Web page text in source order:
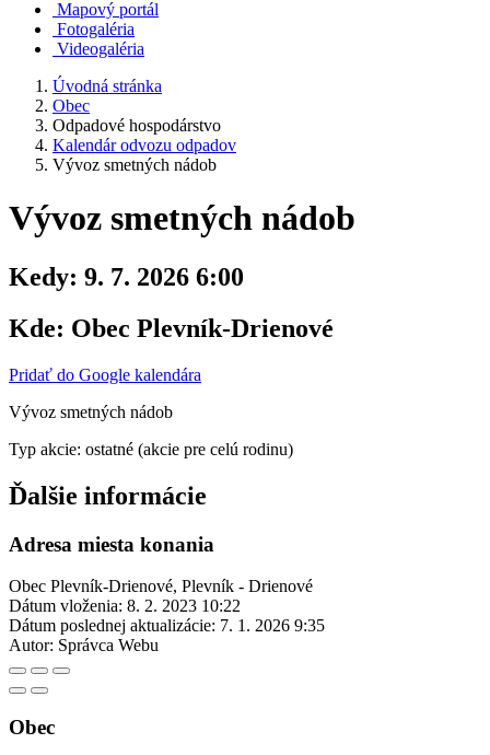
Mapový portál
Fotogaléria
Videogaléria
Úvodná stránka
Obec
Odpadové hospodárstvo
Kalendár odvozu odpadov
Vývoz smetných nádob
Vývoz smetných nádob
Kedy: 9. 7. 2026 6:00
Kde: Obec Plevník-Drienové
Pridať do Google kalendára
Vývoz smetných nádob
Typ akcie: ostatné (akcie pre celú rodinu)
Ďalšie informácie
Adresa miesta konania
Obec Plevník-Drienové, Plevník - Drienové
Dátum vloženia: 8. 2. 2023 10:22
Dátum poslednej aktualizácie: 7. 1. 2026 9:35
Autor: Správca Webu
Obec